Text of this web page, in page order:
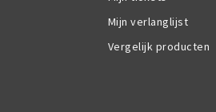
Mijn verlanglijst
Vergelijk producten